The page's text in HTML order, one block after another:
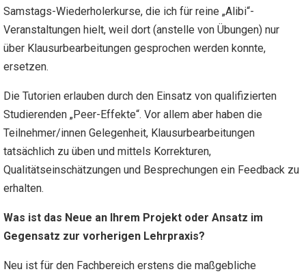
Samstags-Wiederholerkurse, die ich für reine „Alibi“-
Veranstaltungen hielt, weil dort (anstelle von Übungen) nur
über Klausurbearbeitungen gesprochen werden konnte,
ersetzen.
Die Tutorien erlauben durch den Einsatz von qualifizierten
Studierenden „Peer-Effekte“. Vor allem aber haben die
Teilnehmer/innen Gelegenheit, Klausurbearbeitungen
tatsächlich zu üben und mittels Korrekturen,
Qualitätseinschätzungen und Besprechungen ein Feedback zu
erhalten.
Was ist das Neue an Ihrem Projekt oder Ansatz im
Gegensatz zur vorherigen Lehrpraxis?
Neu ist für den Fachbereich erstens die maßgebliche